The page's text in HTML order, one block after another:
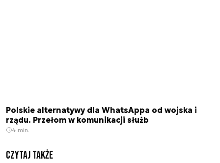
Polskie alternatywy dla WhatsAppa od wojska i
rządu. Przełom w komunikacji służb
4 min.
Czytaj także